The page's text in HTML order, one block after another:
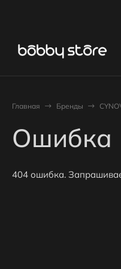
Главная Бренды
Ошибка
404 ошибка.